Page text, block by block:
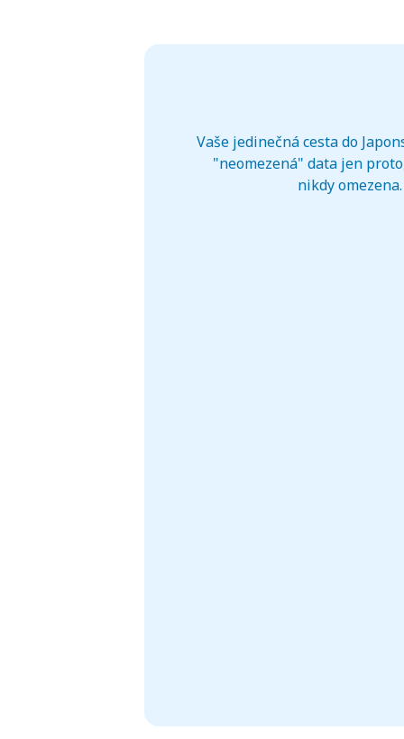
Vaše jedinečná cesta do
"neomezená" data jen
nikdy